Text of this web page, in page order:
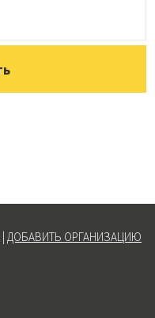
ДОБАВИТЬ ОРГАНИЗАЦИЮ